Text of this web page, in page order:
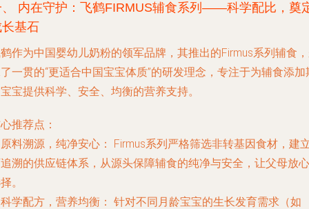
、 内在守护：飞鹤FIRMUS辅食系列——科学配比，奠
基石
作为中国婴幼儿奶粉的领军品牌，其推出的Firmus系列辅食
一贯的“更适合中国宝宝体质”的研发理念，专注于为辅食添加
宝提供科学、安全、均衡的营养支持。
推荐点：
原料溯源，纯净安心：
Firmus系列严格筛选非转基因食材，建
溯的供应链体系，从源头保障辅食的纯净与安全，让父母放心
。
科学配方，营养均衡： 针对不同月龄宝宝的生长发育需求（如